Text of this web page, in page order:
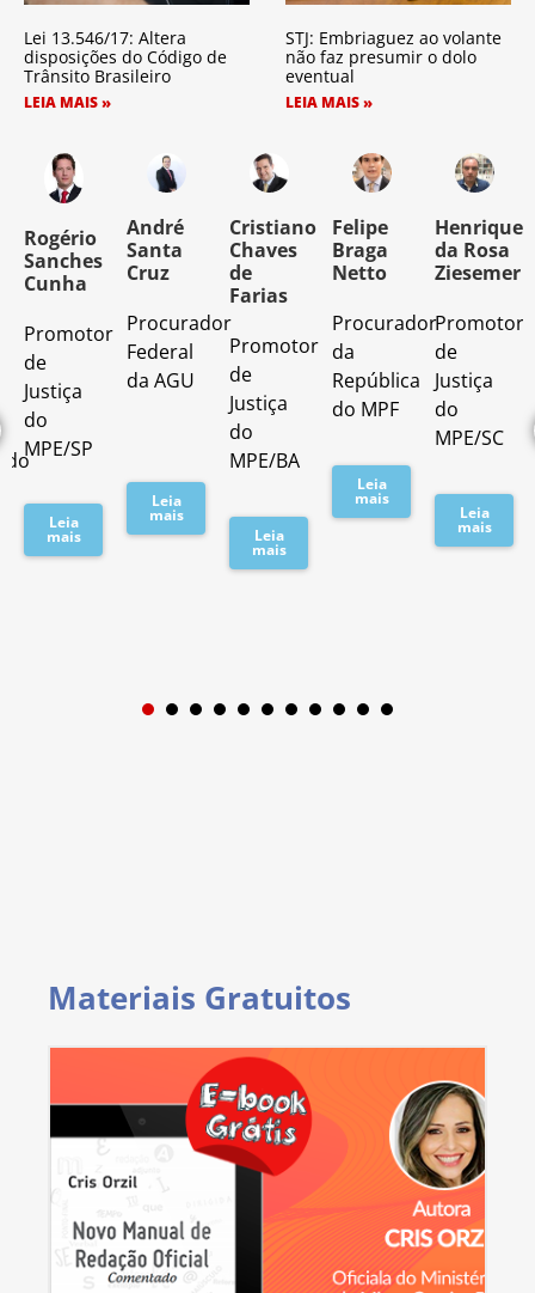
Lei 13.546/17: Altera
disposições do Código de
Trânsito Brasileiro
LEIA MAIS »
STJ: Embriaguez ao volante
não faz presumir o dolo
eventual
LEIA MAIS »
Rogério
Sanches
Cunha
Promotor
de
Justiça
do
MPE/SP
Leia
mais
André
Santa
Cruz
Procurador
Federal
da AGU
Leia
mais
Cristiano
Chaves
de
Farias
Promotor
de
Justiça
do
MPE/BA
Leia
mais
Felipe
Braga
Netto
Procurador
da
República
do MPF
Leia
mais
Henrique
da Rosa
Ziesemer
Promotor
de
Justiça
do
MPE/SC
Leia
mais
1 2 3
Materiais Gratuitos